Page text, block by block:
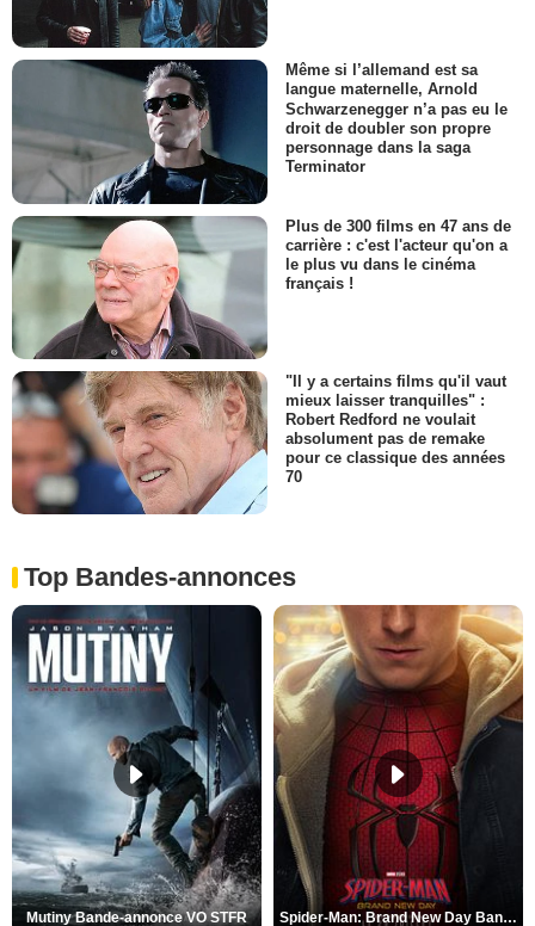
Même si l’allemand est sa
langue maternelle, Arnold
Schwarzenegger n’a pas eu le
droit de doubler son propre
personnage dans la saga
Terminator
Plus de 300 films en 47 ans de
carrière : c'est l'acteur qu'on a
le plus vu dans le cinéma
français !
"Il y a certains films qu'il vaut
mieux laisser tranquilles" :
Robert Redford ne voulait
absolument pas de remake
pour ce classique des années
70
Top Bandes-annonces
Mutiny Bande-annonce VO STFR Spider-Man: Brand New Day Bande-annonce VO STFR